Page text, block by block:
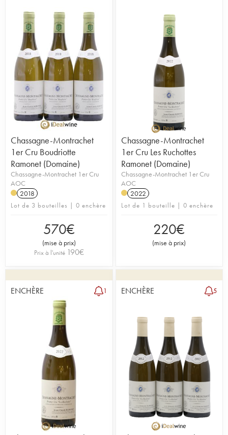
Chassagne-Montrachet
1er Cru Boudriotte
Ramonet (Domaine)
Chassagne-Montrachet 1er Cru
AOC
2018
Lot de 3 bouteilles | 0 enchère
570€
(mise à prix)
Prix à l'unité 190€
Chassagne-Montrachet
1er Cru Les Ruchottes
Ramonet (Domaine)
Chassagne-Montrachet 1er Cru
AOC
2022
Lot de 1 bouteille | 0 enchère
220€
(mise à prix)
ENCHÈRE 1 ENCHÈRE 5